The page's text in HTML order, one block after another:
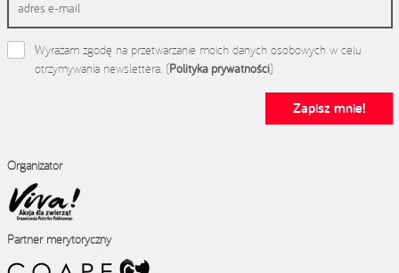
Wyrażam zgodę na przetwarzanie moich danych osobowych w celu
otrzymywania newslettera. (Polityka prywatności)
Zapisz mnie!
Organizator
Partner merytoryczny